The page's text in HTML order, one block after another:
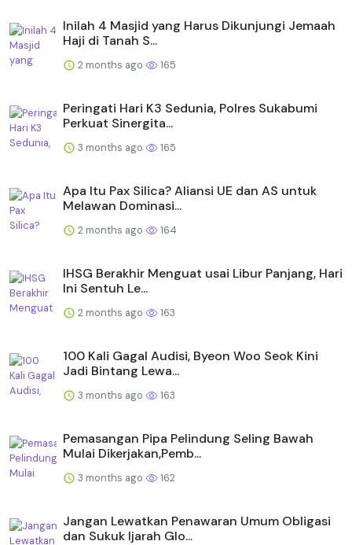
Inilah 4 Masjid yang Harus Dikunjungi Jemaah
Haji di Tanah S...
2 months ago 165
Peringati Hari K3 Sedunia, Polres Sukabumi
Perkuat Sinergita...
3 months ago 165
Apa Itu Pax Silica? Aliansi UE dan AS untuk
Melawan Dominasi...
2 months ago 164
IHSG Berakhir Menguat usai Libur Panjang, Hari
Ini Sentuh Le...
2 months ago 163
100 Kali Gagal Audisi, Byeon Woo Seok Kini
Jadi Bintang Lewa...
3 months ago 163
Pemasangan Pipa Pelindung Seling Bawah
Mulai Dikerjakan,Pemb...
3 months ago 162
Jangan Lewatkan Penawaran Umum Obligasi
dan Sukuk Ijarah Glo...